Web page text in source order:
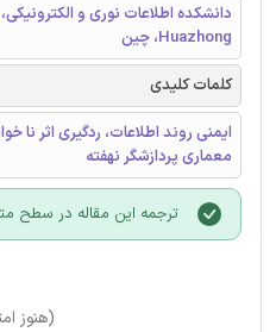
دانشکده اطلاعات نوری و
Huazhong، چین
کلمات کلیدی
ایمنی روند اطلاعات، ردگیری اثر نا
معماری پردازشگر نهفته
ترجمه این مقاله در سطح
(هنوز